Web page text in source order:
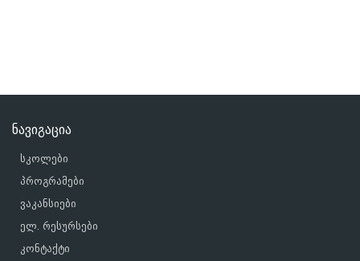
ნავიგაცია
სკოლები
პროგრამები
ვაკანსიები
ელ. რესურსები
კონტაქტი